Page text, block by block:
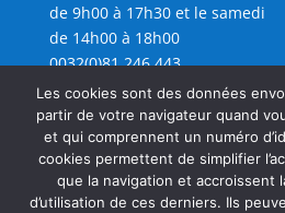
de 9h00 à 17h30 et le samedi
de 14h00 à 18h00
0032(0)81 246 443
info@sijambes.be
Les cookies sont des données
partir de votre navigateur quand
et qui comprennent un numéro
cookies permettent de simplifier
que la navigation et accroissent
d’utilisation de ces derniers. Ils